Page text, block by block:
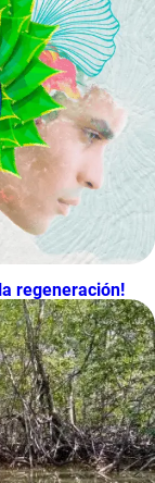
regeneración!